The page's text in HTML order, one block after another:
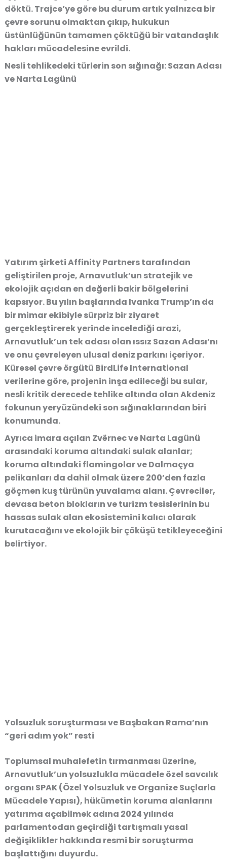
döktü. Trajce’ye göre bu durum artık yalnızca bir
çevre sorunu olmaktan çıkıp, hukukun
üstünlüğünün tamamen çöktüğü bir vatandaşlık
hakları mücadelesine evrildi.
Nesli tehlikedeki türlerin son sığınağı: Sazan Adası
ve Narta Lagünü
Yatırım şirketi Affinity Partners tarafından
geliştirilen proje, Arnavutluk’un stratejik ve
ekolojik açıdan en değerli bakir bölgelerini
kapsıyor. Bu yılın başlarında Ivanka Trump’ın da
bir mimar ekibiyle sürpriz bir ziyaret
gerçekleştirerek yerinde incelediği arazi,
Arnavutluk’un tek adası olan ıssız Sazan Adası’nı
ve onu çevreleyen ulusal deniz parkını içeriyor.
Küresel çevre örgütü BirdLife International
verilerine göre, projenin inşa edileceği bu sular,
nesli kritik derecede tehlike altında olan Akdeniz
fokunun yeryüzündeki son sığınaklarından biri
konumunda.
Ayrıca imara açılan Zvërnec ve Narta Lagünü
arasındaki koruma altındaki sulak alanlar;
koruma altındaki flamingolar ve Dalmaçya
pelikanları da dahil olmak üzere 200’den fazla
göçmen kuş türünün yuvalama alanı. Çevreciler,
devasa beton blokların ve turizm tesislerinin bu
hassas sulak alan ekosistemini kalıcı olarak
kurutacağını ve ekolojik bir çöküşü tetikleyeceğini
belirtiyor.
Yolsuzluk soruşturması ve Başbakan Rama’nın
“geri adım yok” resti
Toplumsal muhalefetin tırmanması üzerine,
Arnavutluk’un yolsuzlukla mücadele özel savcılık
organı SPAK (Özel Yolsuzluk ve Organize Suçlarla
Mücadele Yapısı), hükümetin koruma alanlarını
yatırıma açabilmek adına 2024 yılında
parlamentodan geçirdiği tartışmalı yasal
değişiklikler hakkında resmi bir soruşturma
başlattığını duyurdu.